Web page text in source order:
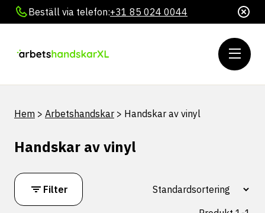
Beställ via telefon:+31 85 024 0044
Hem > Arbetshandskar > Handskar av vinyl
Handskar av vinyl
Filter